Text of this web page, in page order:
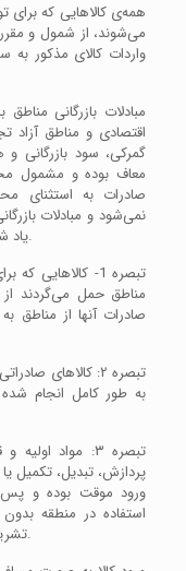
می‌شوند، از شمول و
واردات کالای مذکور به
اقتصادی و مناطق
گمرکی، سود
معاف بوده و مشمول
صادرات به استثنای
نمی‌شود و مبادلات
یاد شده در فوق تابع مقررات صادرات و واردات است.
تبصره 1-
مناطق حمل می‌گردند
صادرات آنها از مناطق
تبصره ۲: کالاهای
به طور کامل انجام
تبصره ۳: مواد
پردازش، تبدیل، تکمیل
ورود موقت بوده و پس
استفاده در منطقه بدون
تشریفات گمرکی به مناطق مرجوع و تسویه می‌گردد.